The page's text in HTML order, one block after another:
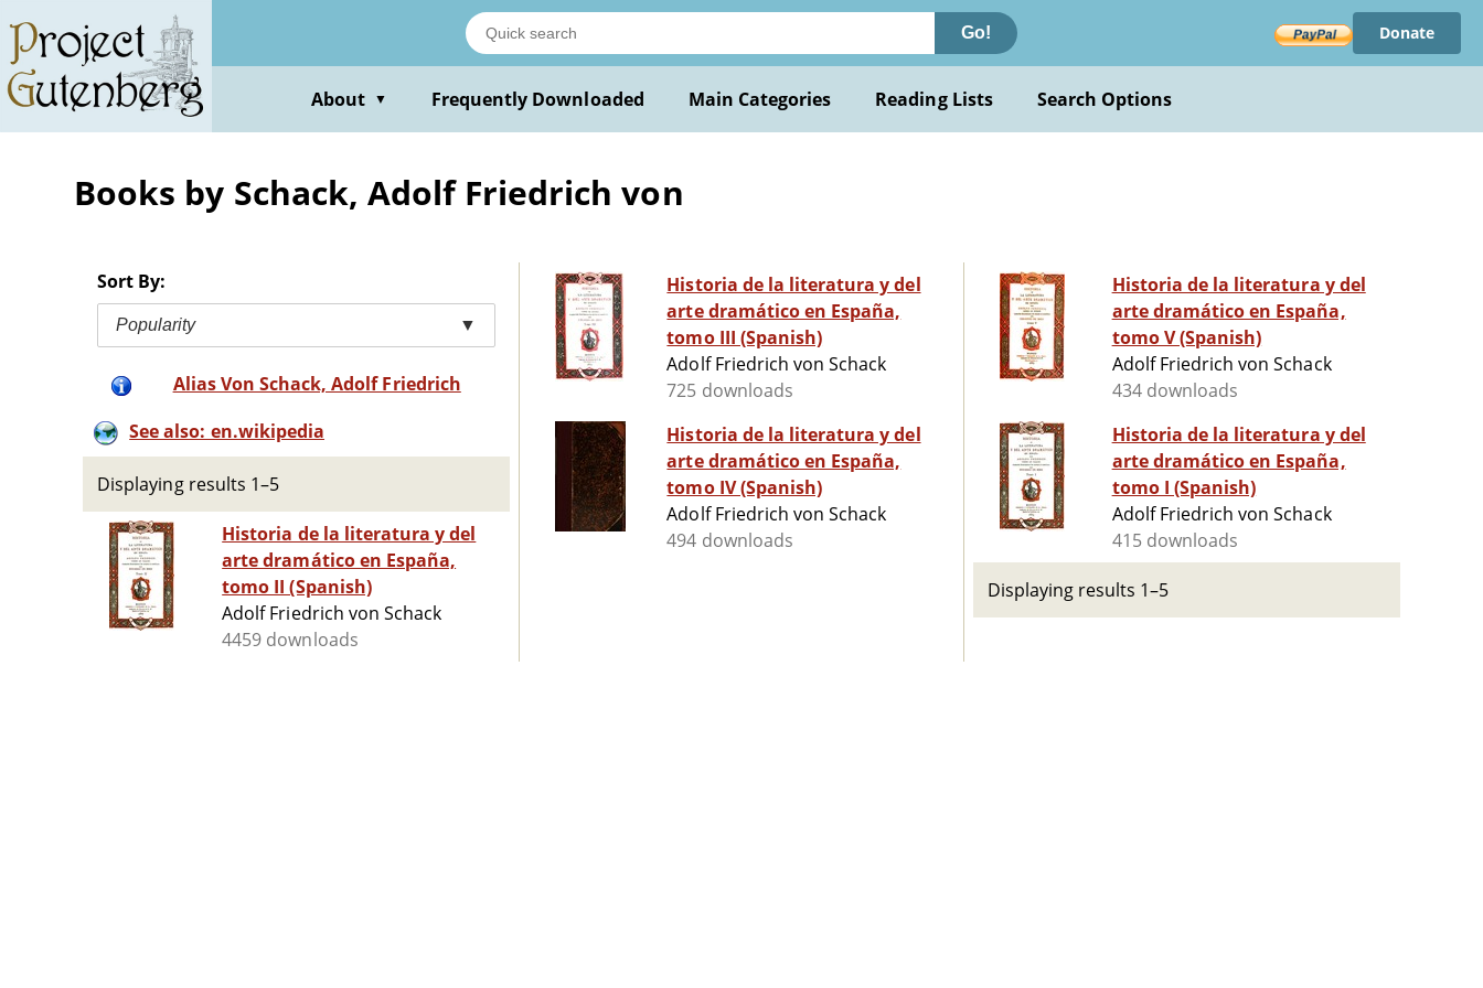
main
content
Go! Donate
About ▼ Frequently Downloaded Main Categories Reading Lists Search Options
Books by Schack, Adolf Friedrich von
Sort By:
Popularity ▼
Alias Von Schack, Adolf Friedrich
See also: en.wikipedia
Displaying results 1–5
Historia de la literatura y del
arte dramático en España,
tomo II (Spanish)
Adolf Friedrich von Schack
4459 downloads
Historia de la literatura y del
arte dramático en España,
tomo III (Spanish)
Adolf Friedrich von Schack
725 downloads
Historia de la literatura y del
arte dramático en España,
tomo IV (Spanish)
Adolf Friedrich von Schack
494 downloads
Historia de la literatura y del
arte dramático en España,
tomo V (Spanish)
Adolf Friedrich von Schack
434 downloads
Historia de la literatura y del
arte dramático en España,
tomo I (Spanish)
Adolf Friedrich von Schack
415 downloads
Displaying results 1–5